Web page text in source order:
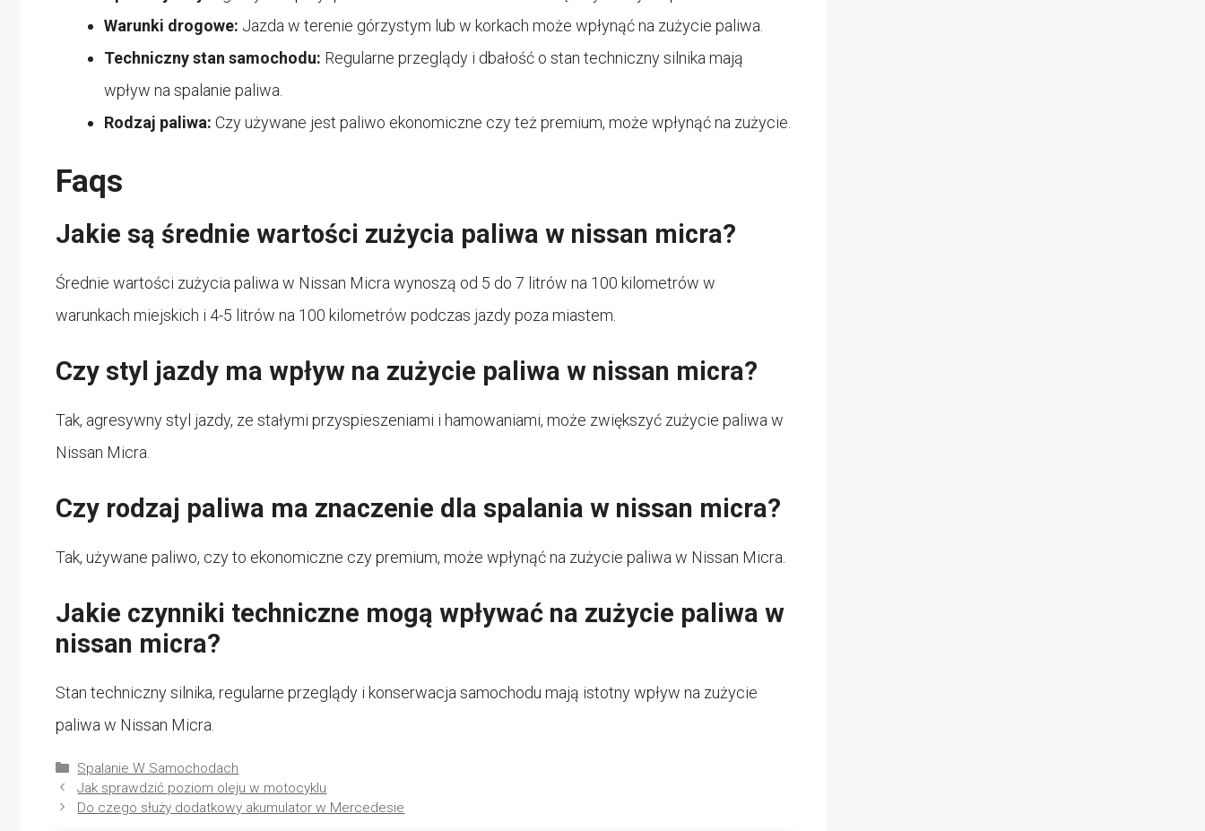
Warunki drogowe: Jazda w terenie górzystym lub w korkach może wpłynąć na zużycie paliwa.
Techniczny stan samochodu: Regularne przeglądy i dbałość o stan techniczny silnika mają
wpływ na spalanie paliwa.
Rodzaj paliwa: Czy używane jest paliwo ekonomiczne czy też premium, może wpłynąć na zużycie.
Faqs
Jakie są średnie wartości zużycia paliwa w nissan micra?
Średnie wartości zużycia paliwa w Nissan Micra wynoszą od 5 do 7 litrów na 100 kilometrów w
warunkach miejskich i 4-5 litrów na 100 kilometrów podczas jazdy poza miastem.
Czy styl jazdy ma wpływ na zużycie paliwa w nissan micra?
Tak, agresywny styl jazdy, ze stałymi przyspieszeniami i hamowaniami, może zwiększyć zużycie paliwa w
Nissan Micra.
Czy rodzaj paliwa ma znaczenie dla spalania w nissan micra?
Tak, używane paliwo, czy to ekonomiczne czy premium, może wpłynąć na zużycie paliwa w Nissan Micra.
Jakie czynniki techniczne mogą wpływać na zużycie paliwa w
nissan micra?
Stan techniczny silnika, regularne przeglądy i konserwacja samochodu mają istotny wpływ na zużycie
paliwa w Nissan Micra.
Kategorie
Spalanie W Samochodach
Jak sprawdzić poziom oleju w motocyklu
Do czego służy dodatkowy akumulator w Mercedesie